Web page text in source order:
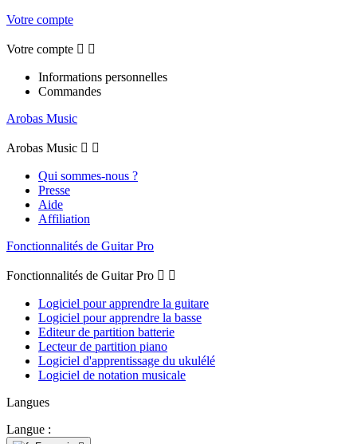
Votre compte
Votre compte  
Informations personnelles
Commandes
Arobas Music
Arobas Music  
Qui sommes-nous ?
Presse
Aide
Affiliation
Fonctionnalités de Guitar Pro
Fonctionnalités de Guitar Pro  
Logiciel pour apprendre la guitare
Logiciel pour apprendre la basse
Editeur de partition batterie
Lecteur de partition piano
Logiciel d'apprentissage du ukulélé
Logiciel de notation musicale
Langues
Langue :